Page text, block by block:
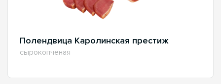
Полендвица Каролинская престиж
сырокопченая